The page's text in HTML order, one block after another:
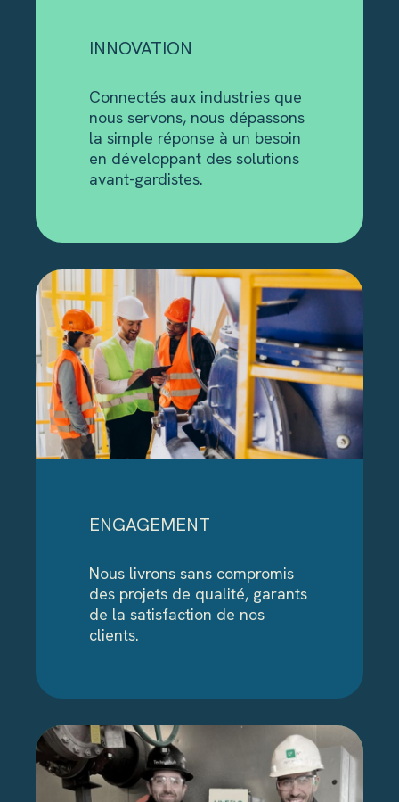
INNOVATION
Connectés aux industries que
nous servons, nous dépassons
la simple réponse à un besoin
en développant des solutions
avant-gardistes.
ENGAGEMENT
Nous livrons sans compromis
des projets de qualité, garants
de la satisfaction de nos
clients.